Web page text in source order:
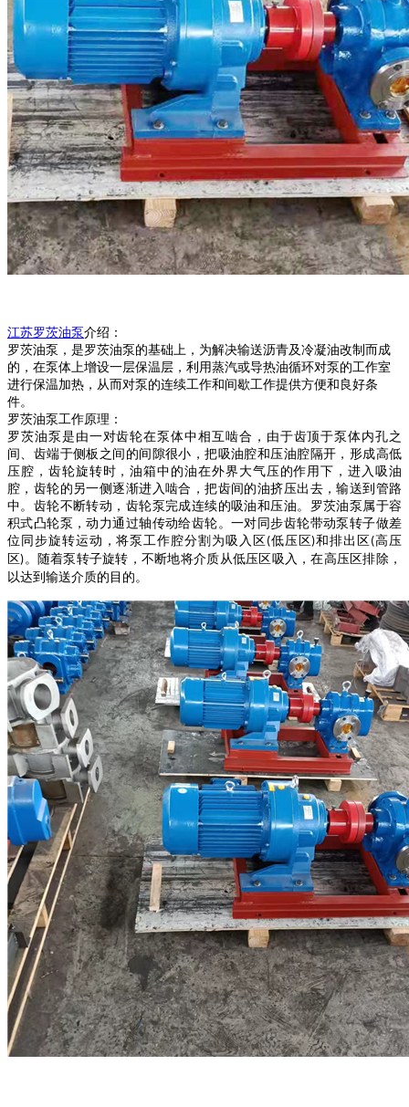
江苏罗茨油泵介绍：
罗茨油泵 ，是罗茨油泵 的基础上，为解决输送沥青及冷凝油改制而成
的，在泵体上增设一层保温层，利用蒸汽或导热油循环对泵的工作室
进行保温加热，从而对泵的连续工作和间歇工作提供方便和良好条
件。
罗茨油泵工作原理：
罗茨油泵 是由一对齿轮在泵体中相互啮合，由于齿顶于泵体内孔之
间、齿端于侧板之间的间隙很小，把吸油腔和压油腔隔开，形成高低
压腔，齿轮旋转时，油箱中的油在外界大气压的作用下，进入吸油
腔，齿轮的另一侧逐渐进入啮合，把齿间的油挤压出去，输送到管路
中。齿轮不断转动，齿轮泵完成连续的吸油和压油。 罗茨油泵 属于容
积式凸轮泵，动力通过轴传动给齿轮。一对同步齿轮带动泵转子做差
位同步旋转运动，将泵工作腔分割为吸入区 (低压区)和排出区 (高压
区)。随着泵转子旋转，不断地将介质从低压区吸入，在高压区排除，
以达到输送介质的目的。